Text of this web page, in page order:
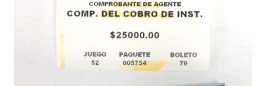
números ganadores del mismo a través de la página
aquellos con jugadas anticipadas de los sorteos locales (
Loto, Revancha, Pega 2, Pega 3 Pega 4 ) se les informará